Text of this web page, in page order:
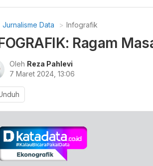
Jurnalisme Data Infografik
Ragam
Oleh Reza Pahlevi
7 Maret 2024, 13:06